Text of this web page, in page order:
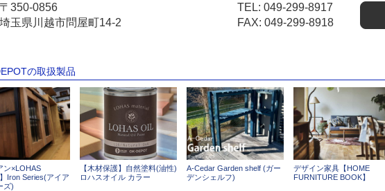
〒350-0856
埼玉県川越市問屋町14-2
TEL: 049-299-8917
FAX: 049-299-8918
の取扱製品
ン×LOHAS
Iron Series(アイア
ズ)
【木材保護】自然塗料(油性)
ロハスオイル カラー
A-Cedar Garden shelf (ガー
デンシェルフ)
デザイン家具【HOME
FURNITURE BOOK】